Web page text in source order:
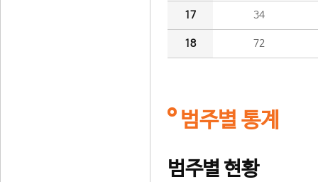
17 34
18 72
범주별 통계
범주별 현황